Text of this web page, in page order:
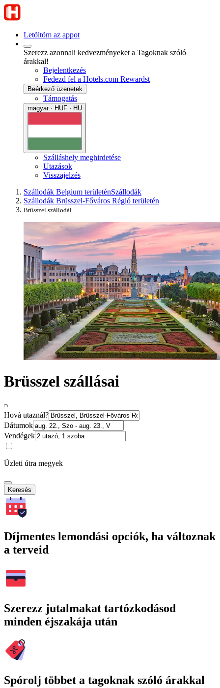
Letöltöm az appot
Szerezz azonnali kedvezményeket a Tagoknak szóló
árakkal!
Bejelentkezés
Fedezd fel a Hotels.com Rewardst
Beérkező üzenetek
Támogatás
magyar · HUF · HU
Szálláshely meghirdetése
Utazások
Visszajelzés
Szállodák Belgium területénSzállodák
Szállodák Brüsszel-Főváros Régió területén
Brüsszel szállodái
Brüsszel szállásai
Hová utaznál?
Dátumok
Vendégek
Üzleti útra megyek
Keresés
Díjmentes lemondási opciók, ha változnak
a terveid
Szerezz jutalmakat tartózkodásod
minden éjszakája után
Spórolj többet a tagoknak szóló árakkal